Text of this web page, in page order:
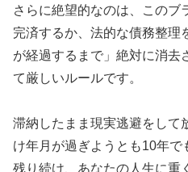
さらに絶望的なのは、このブ
完済するか、法的な債務整理
が経過するまで」絶対に消去
て厳しいルールです。
滞納したまま現実逃避をして
け年月が過ぎようとも10年で
残り続け、あなたの人生に重